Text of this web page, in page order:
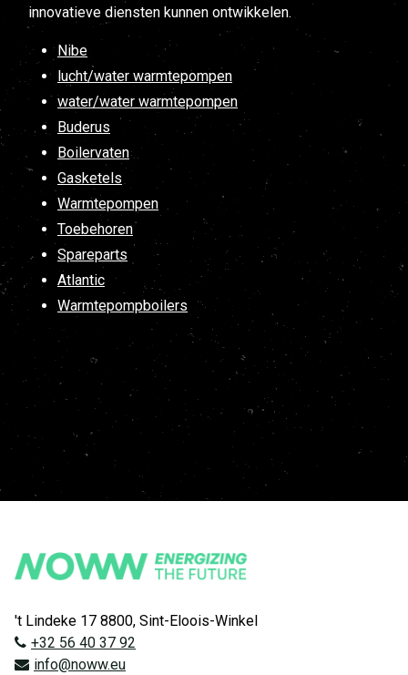
innovatieve diensten kunnen ontwikkelen.
Nibe
lucht/water warmtepompen
water/water warmtepompen
Buderus
Boilervaten
Gasketels
Warmtepompen
Toebehoren
Spareparts
Atlantic
Warmtepompboilers
't Lindeke 17 8800, Sint-Eloois-Winkel
+32 56 40 37 92
info@noww.eu